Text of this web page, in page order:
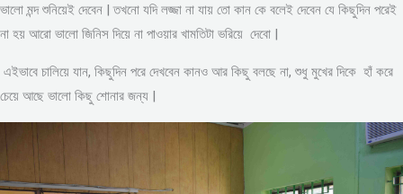
ভালো মন্দ শুনিয়েই দেবেন | তখনো যদি লজ্জা না যায় তো কান কে বলেই দেবেন যে কিছুদিন পরেই
না হয় আরো ভালো জিনিস দিয়ে না পাওয়ার খামতিটা ভরিয়ে দেবো |
এইভাবে চালিয়ে যান, কিছুদিন পরে দেখবেন কানও আর কিছু বলছে না, শুধু মুখের দিকে হাঁ করে
চেয়ে আছে ভালো কিছু শোনার জন্য |